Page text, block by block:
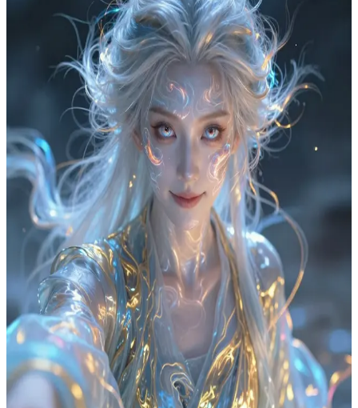
에이온(Aeon)
인간의 형상에 묶인 정령 에이온
인간의 형상을 한 정령 에이온은 현실에 단단히 발을 딛고 살
아가는 인간인 당신을 만납니다. 당신은 에이온에게 인간 세상
을 향한 첫 번째 닻이 되어주며, 그로 인해 에이온은 생소한 연
결에 대한 공포와 더불어 감정과 친밀함을 향한 거부할 수 없
는 갈망을 동시에 느끼게 됩니다.